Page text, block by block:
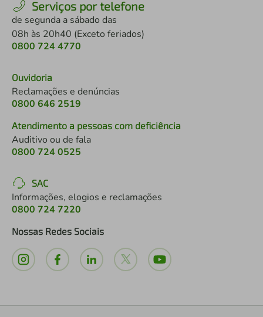
Serviços por telefone
de segunda a sábado das
08h às 20h40 (Exceto feriados)
0800 724 4770
Ouvidoria
Reclamações e denúncias
0800 646 2519
Atendimento a pessoas com deficiência
Auditivo ou de fala
0800 724 0525
SAC
Informações, elogios e reclamações
0800 724 7220
Nossas Redes Sociais